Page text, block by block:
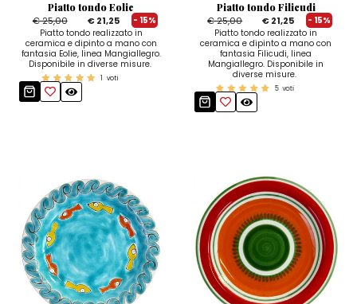
Piatto tondo Eolie
€ 25,00
€ 21,25
- 15%
Piatto tondo realizzato in
ceramica e dipinto a mano con
fantasia Eolie, linea Mangiallegro.
Disponibile in diverse misure.
1 voti
Piatto tondo Filicudi
€ 25,00
€ 21,25
- 15%
Piatto tondo realizzato in
ceramica e dipinto a mano con
fantasia Filicudi, linea
Mangiallegro. Disponibile in
diverse misure.
5 voti